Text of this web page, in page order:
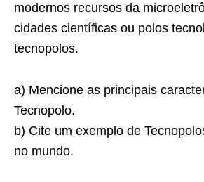
modernos recursos da
cidades científicas ou polos
tecnopolos.
a) Mencione as principais
Tecnopolo.
b) Cite um exemplo de
no mundo.